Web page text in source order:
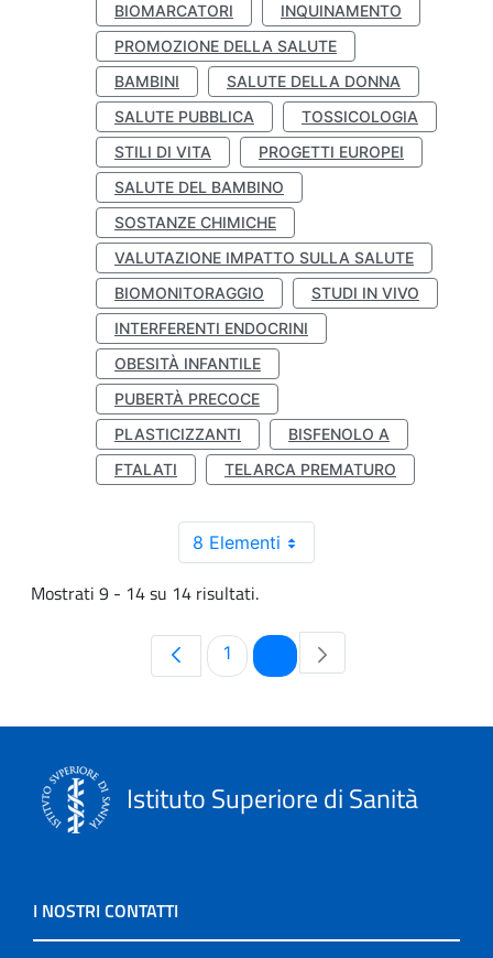
BIOMARCATORI
INQUINAMENTO
PROMOZIONE DELLA SALUTE
BAMBINI
SALUTE DELLA DONNA
SALUTE PUBBLICA
TOSSICOLOGIA
STILI DI VITA
PROGETTI EUROPEI
SALUTE DEL BAMBINO
SOSTANZE CHIMICHE
VALUTAZIONE IMPATTO SULLA SALUTE
BIOMONITORAGGIO
STUDI IN VIVO
INTERFERENTI ENDOCRINI
OBESITÀ INFANTILE
PUBERTÀ PRECOCE
PLASTICIZZANTI
BISFENOLO A
FTALATI
TELARCA PREMATURO
8 Elementi
Mostrati 9 - 14 su 14 risultati.
Pagina
1 Pagina
Istituto Superiore di Sanità
I NOSTRI CONTATTI